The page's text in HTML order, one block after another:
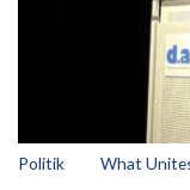
Politik What